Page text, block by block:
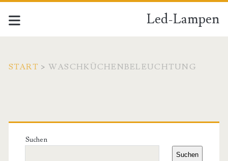
Led-Lampen
START > WASCHKÜCHENBELEUCHTUNG
Primäre
Seitenleiste
Suchen
Suchen